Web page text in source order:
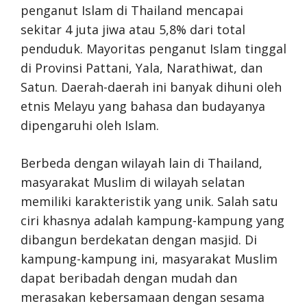
penganut Islam di Thailand mencapai
sekitar 4 juta jiwa atau 5,8% dari total
penduduk. Mayoritas penganut Islam tinggal
di Provinsi Pattani, Yala, Narathiwat, dan
Satun. Daerah-daerah ini banyak dihuni oleh
etnis Melayu yang bahasa dan budayanya
dipengaruhi oleh Islam.
Berbeda dengan wilayah lain di Thailand,
masyarakat Muslim di wilayah selatan
memiliki karakteristik yang unik. Salah satu
ciri khasnya adalah kampung-kampung yang
dibangun berdekatan dengan masjid. Di
kampung-kampung ini, masyarakat Muslim
dapat beribadah dengan mudah dan
merasakan kebersamaan dengan sesama